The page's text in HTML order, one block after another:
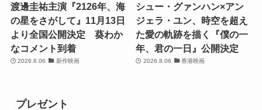
渡邊圭祐主演『2126年、海
の星をさがして』11月13日
より全国公開決定 葵わか
なコメント到着
2026.8.06 新作映画
シュー・グァンハン×アン
ジェラ・ユン、時空を超え
た愛の軌跡を描く『僕の一
年、君の一日』公開決定
2026.8.06 香港映画
プレゼント